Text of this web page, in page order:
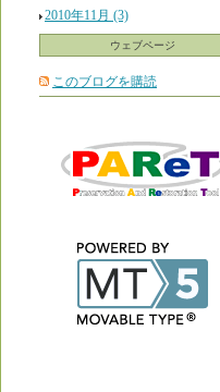
2010年11月 (3)
ウェブページ
このブログを購読